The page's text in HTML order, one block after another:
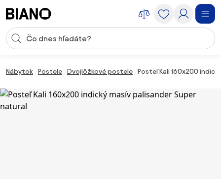
Vstup pre vyhľadávanie
Nábytok Postele Dvojlôžkové postele Posteľ Kali 160x200